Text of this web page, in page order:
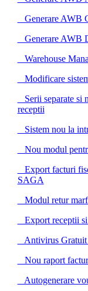
Generare AWB
Generare AWB
Warehouse
Modificare
Serii separate si
receptii
Sistem nou la
Nou modul
Export facturi
SAGA
Modul retur
Export receptii si
Antivirus Gratuit
Nou raport
Autogenerare